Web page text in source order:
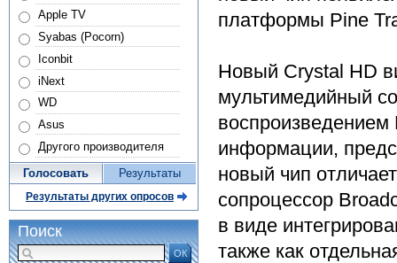
платформы Pine
Новый Crystal HD
мультимедийный
воспроизведением
информации,
новый чип
сопроцессор
в виде
также как
Apple TV
Syabas (Pocorn)
Iconbit
iNext
WD
Asus
Другого производителя
Голосовать Результаты
Результаты других опросов
Поиск
ОК